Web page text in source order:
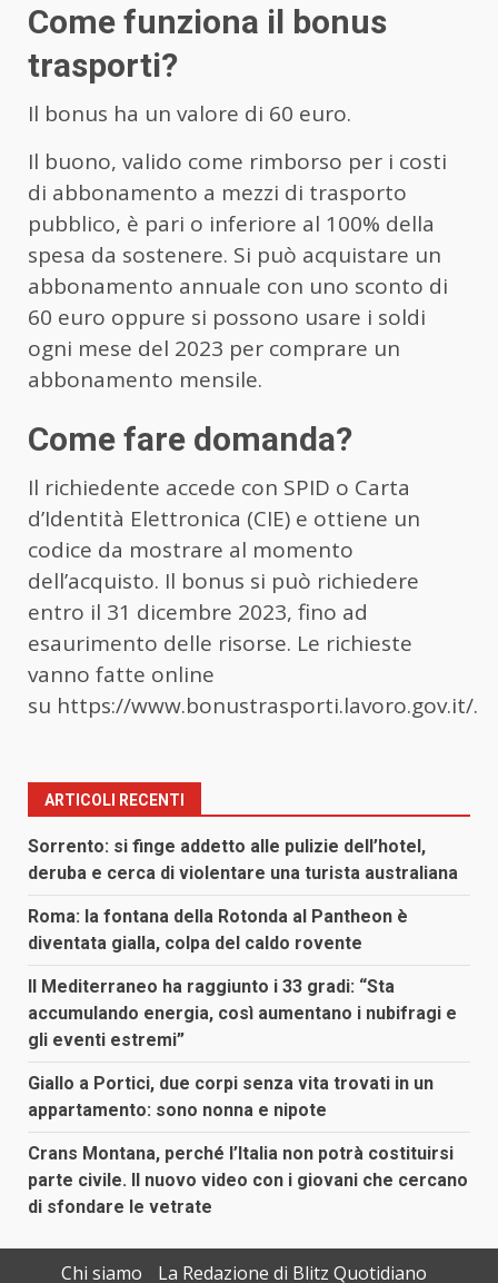
Come funziona il bonus
trasporti?
Il bonus ha un valore di 60 euro.
Il buono, valido come rimborso per i costi
di abbonamento a mezzi di trasporto
pubblico, è pari o inferiore al 100% della
spesa da sostenere. Si può acquistare un
abbonamento annuale con uno sconto di
60 euro oppure si possono usare i soldi
ogni mese del 2023 per comprare un
abbonamento mensile.
Come fare domanda?
Il richiedente accede con SPID o Carta
d’Identità Elettronica (CIE) e ottiene un
codice da mostrare al momento
dell’acquisto. Il bonus si può richiedere
entro il 31 dicembre 2023, fino ad
esaurimento delle risorse. Le richieste
vanno fatte online
su https://www.bonustrasporti.lavoro.gov.it/.
ARTICOLI RECENTI
Sorrento: si finge addetto alle pulizie dell’hotel,
deruba e cerca di violentare una turista australiana
Roma: la fontana della Rotonda al Pantheon è
diventata gialla, colpa del caldo rovente
Il Mediterraneo ha raggiunto i 33 gradi: “Sta
accumulando energia, così aumentano i nubifragi e
gli eventi estremi”
Giallo a Portici, due corpi senza vita trovati in un
appartamento: sono nonna e nipote
Crans Montana, perché l’Italia non potrà costituirsi
parte civile. Il nuovo video con i giovani che cercano
di sfondare le vetrate
Chi siamo La Redazione di Blitz Quotidiano